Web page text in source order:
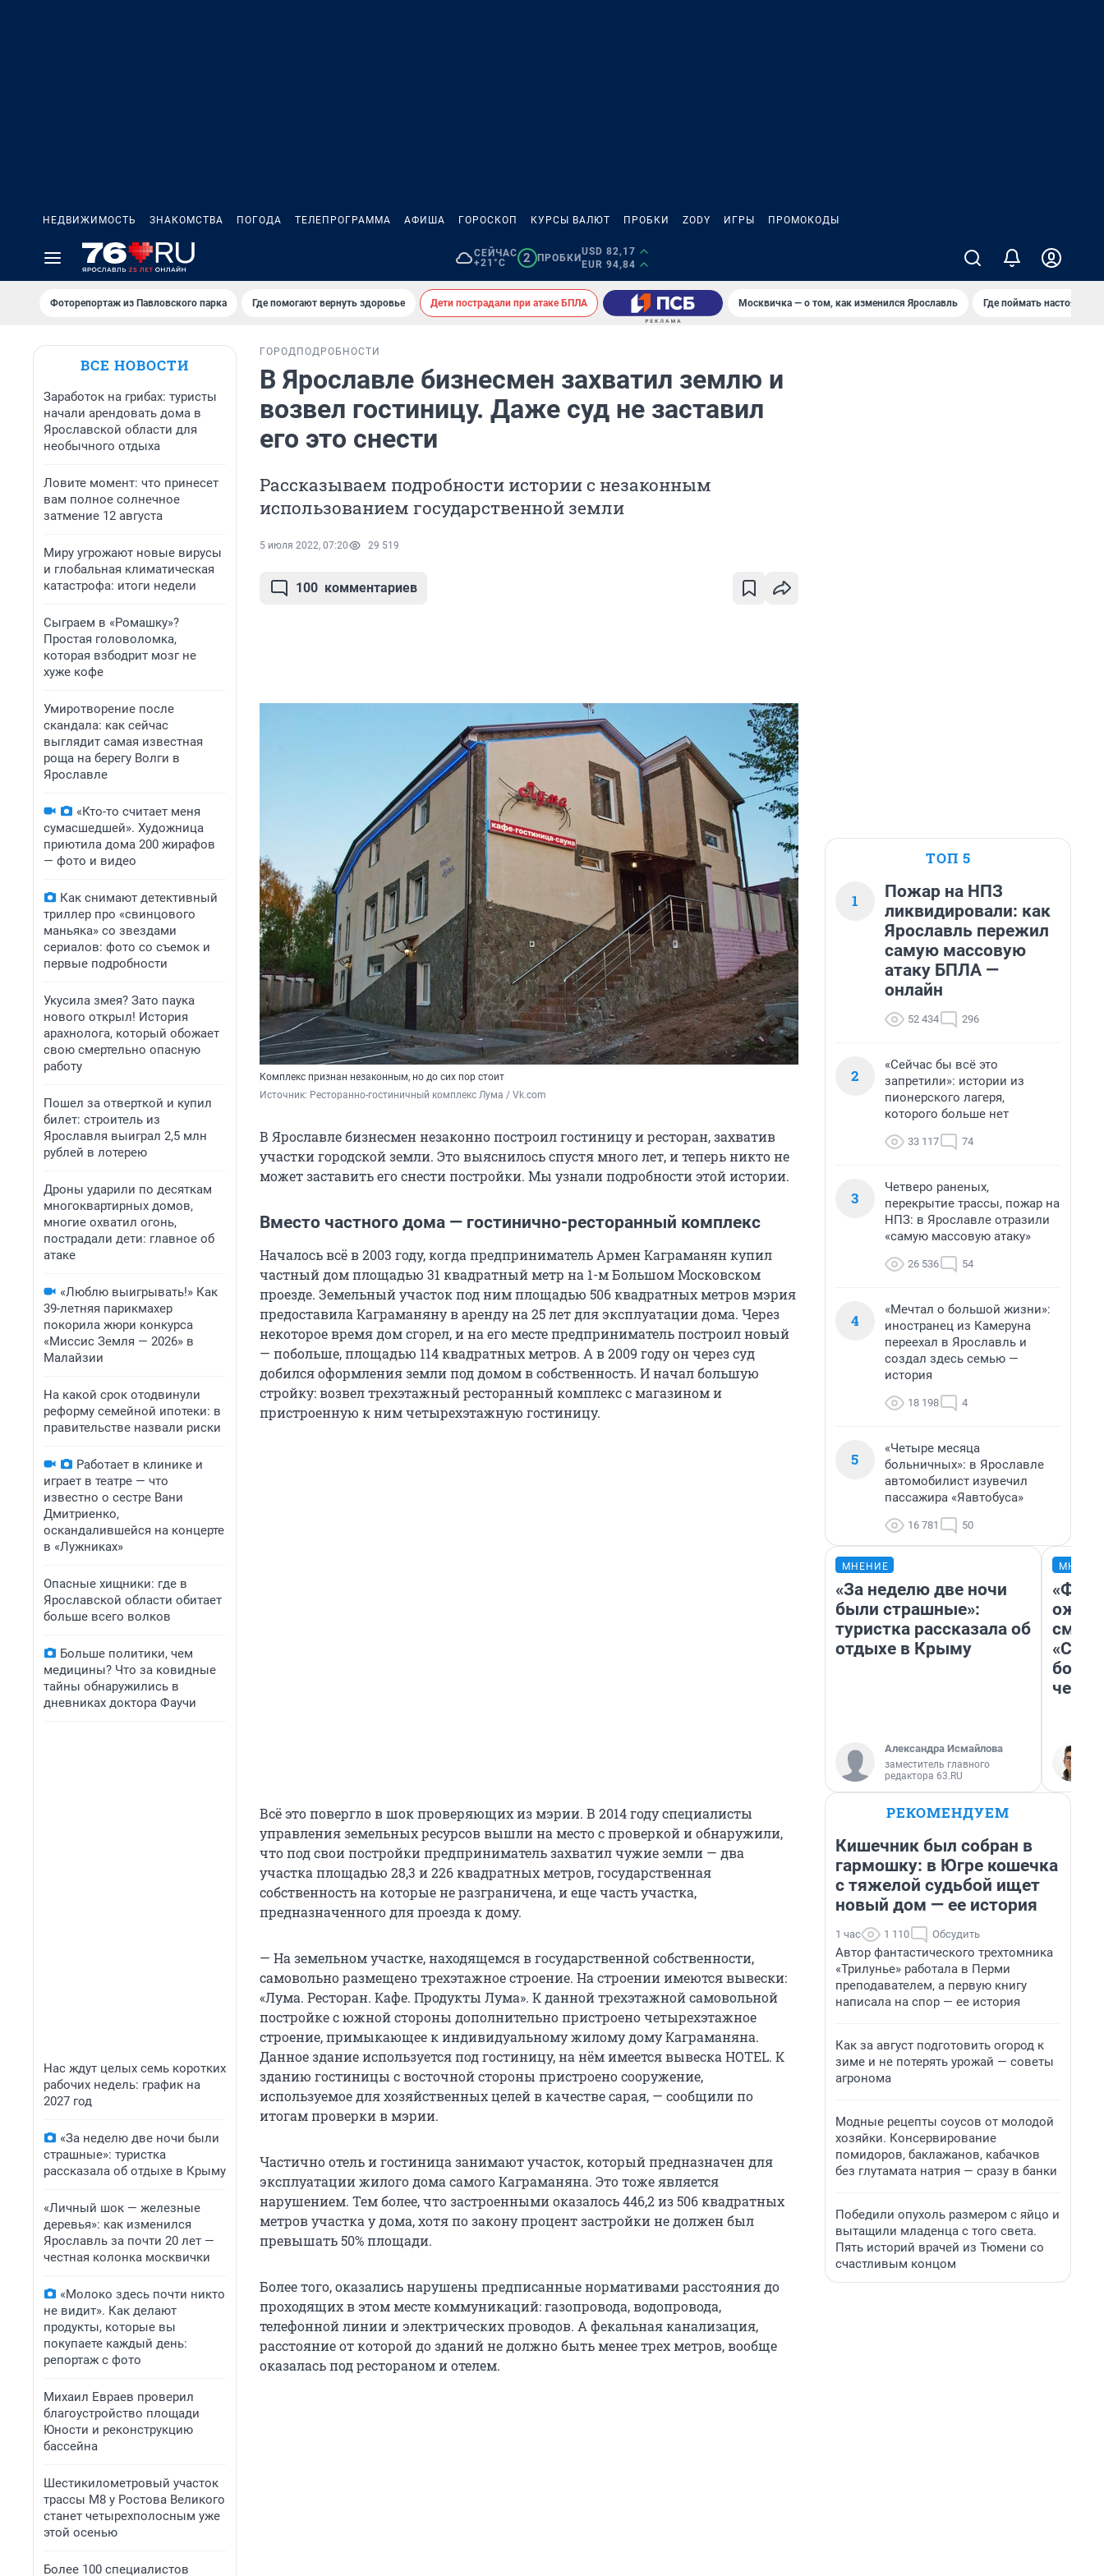
НЕДВИЖИМОСТЬ ЗНАКОМСТВА ПОГОДА ТЕЛЕПРОГРАММА АФИША ГОРОСКОП КУРСЫ ВАЛЮТ ПРОБКИ ZODY ИГРЫ ПРОМОКОДЫ
СЕЙЧАС
+21°C
2 ПРОБКИ
USD 82,17
EUR 94,84
Фоторепортаж из Павловского парка Где помогают вернуть здоровье Дети пострадали при атаке БПЛА Москвичка — о том, как изменился Ярославль Где поймать настоящее
ВСЕ НОВОСТИ
Заработок на грибах: туристы
начали арендовать дома в
Ярославской области для
необычного отдыха
Ловите момент: что принесет
вам полное солнечное
затмение 12 августа
Миру угрожают новые вирусы
и глобальная климатическая
катастрофа: итоги недели
Сыграем в «Ромашку»?
Простая головоломка,
которая взбодрит мозг не
хуже кофе
Умиротворение после
скандала: как сейчас
выглядит самая известная
роща на берегу Волги в
Ярославле
«Кто-то считает меня
сумасшедшей». Художница
приютила дома 200 жирафов
— фото и видео
Как снимают детективный
триллер про «свинцового
маньяка» со звездами
сериалов: фото со съемок и
первые подробности
Укусила змея? Зато паука
нового открыл! История
арахнолога, который обожает
свою смертельно опасную
работу
Пошел за отверткой и купил
билет: строитель из
Ярославля выиграл 2,5 млн
рублей в лотерею
Дроны ударили по десяткам
многоквартирных домов,
многие охватил огонь,
пострадали дети: главное об
атаке
«Люблю выигрывать!» Как
39-летняя парикмахер
покорила жюри конкурса
«Миссис Земля — 2026» в
Малайзии
На какой срок отодвинули
реформу семейной ипотеки: в
правительстве назвали риски
Работает в клинике и
играет в театре — что
известно о сестре Вани
Дмитриенко,
оскандалившейся на концерте
в «Лужниках»
Опасные хищники: где в
Ярославской области обитает
больше всего волков
Больше политики, чем
медицины? Что за ковидные
тайны обнаружились в
дневниках доктора Фаучи
Нас ждут целых семь коротких
рабочих недель: график на
2027 год
«За неделю две ночи были
страшные»: туристка
рассказала об отдыхе в Крыму
«Личный шок — железные
деревья»: как изменился
Ярославль за почти 20 лет —
честная колонка москвички
«Молоко здесь почти никто
не видит». Как делают
продукты, которые вы
покупаете каждый день:
репортаж с фото
​Михаил Евраев проверил
благоустройство площади
Юности и реконструкцию
бассейна
​Шестикилометровый участок
трассы М8 у Ростова Великого
станет четырехполосным уже
этой осенью
​Более 100 специалистов
ГОРОД ПОДРОБНОСТИ
В Ярославле бизнесмен захватил землю и
возвел гостиницу. Даже суд не заставил
его это снести
Рассказываем подробности истории с незаконным
использованием государственной земли
5 июля 2022, 07:20 29 519
100 комментариев
Комплекс признан незаконным, но до сих пор стоит
Источник: Ресторанно-гостиничный комплекс Лума / Vk.com
В Ярославле бизнесмен незаконно построил гостиницу и ресторан, захватив
участки городской земли. Это выяснилось спустя много лет, и теперь никто не
может заставить его снести постройки. Мы узнали подробности этой истории.
Вместо частного дома — гостинично-ресторанный комплекс
Началось всё в 2003 году, когда предприниматель Армен Каграманян купил
частный дом площадью 31 квадратный метр на 1-м Большом Московском
проезде. Земельный участок под ним площадью 506 квадратных метров мэрия
предоставила Каграманяну в аренду на 25 лет для эксплуатации дома. Через
некоторое время дом сгорел, и на его месте предприниматель построил новый
— побольше, площадью 114 квадратных метров. А в 2009 году он через суд
добился оформления земли под домом в собственность. И начал большую
стройку: возвел трехэтажный ресторанный комплекс с магазином и
пристроенную к ним четырехэтажную гостиницу.
Всё это повергло в шок проверяющих из мэрии. В 2014 году специалисты
управления земельных ресурсов вышли на место с проверкой и обнаружили,
что под свои постройки предприниматель захватил чужие земли — два
участка площадью 28,3 и 226 квадратных метров, государственная
собственность на которые не разграничена, и еще часть участка,
предназначенного для проезда к дому.
— На земельном участке, находящемся в государственной собственности,
самовольно размещено трехэтажное строение. На строении имеются вывески:
«Лума. Ресторан. Кафе. Продукты Лума». К данной трехэтажной самовольной
постройке с южной стороны дополнительно пристроено четырехэтажное
строение, примыкающее к индивидуальному жилому дому Каграманяна.
Данное здание используется под гостиницу, на нём имеется вывеска НОТЕL. К
зданию гостиницы с восточной стороны пристроено сооружение,
используемое для хозяйственных целей в качестве сарая, — сообщили по
итогам проверки в мэрии.
Частично отель и гостиница занимают участок, который предназначен для
эксплуатации жилого дома самого Каграманяна. Это тоже является
нарушением. Тем более, что застроенными оказалось 446,2 из 506 квадратных
метров участка у дома, хотя по закону процент застройки не должен был
превышать 50% площади.
Более того, оказались нарушены предписанные нормативами расстояния до
проходящих в этом месте коммуникаций: газопровода, водопровода,
телефонной линии и электрических проводов. А фекальная канализация,
расстояние от которой до зданий не должно быть менее трех метров, вообще
оказалась под рестораном и отелем.
ТОП 5
1
Пожар на НПЗ
ликвидировали: как
Ярославль пережил
самую массовую
атаку БПЛА —
онлайн
52 434 296
2
«Сейчас бы всё это
запретили»: истории из
пионерского лагеря,
которого больше нет
33 117 74
3
Четверо раненых,
перекрытие трассы, пожар на
НПЗ: в Ярославле отразили
«самую массовую атаку»
26 536 54
4
«Мечтал о большой жизни»:
иностранец из Камеруна
переехал в Ярославль и
создал здесь семью —
история
18 198 4
5
«Четыре месяца
больничных»: в Ярославле
автомобилист изувечил
пассажира «Яавтобуса»
16 781 50
МНЕНИЕ
«За неделю две ночи
были страшные»:
туристка рассказала об
отдыхе в Крыму
Александра Исмайлова
заместитель главного
редактора 63.RU
РЕКОМЕНДУЕМ
Кишечник был собран в
гармошку: в Югре кошечка
с тяжелой судьбой ищет
новый дом — ее история
1 час 1 110 Обсудить
Автор фантастического трехтомника
«Трилунье» работала в Перми
преподавателем, а первую книгу
написала на спор — ее история
Как за август подготовить огород к
зиме и не потерять урожай — советы
агронома
Модные рецепты соусов от молодой
хозяйки. Консервирование
помидоров, баклажанов, кабачков
без глутамата натрия — сразу в банки
Победили опухоль размером с яйцо и
вытащили младенца с того света.
Пять историй врачей из Тюмени со
счастливым концом